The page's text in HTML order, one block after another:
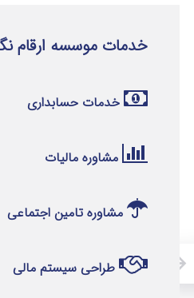
خدمات موسسه ارقام
خدمات حسابداری
مشاوره مالیات
مشاوره تامین اجتماعی
طراحی سیستم مالی